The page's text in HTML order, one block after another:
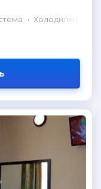
Холодильник в